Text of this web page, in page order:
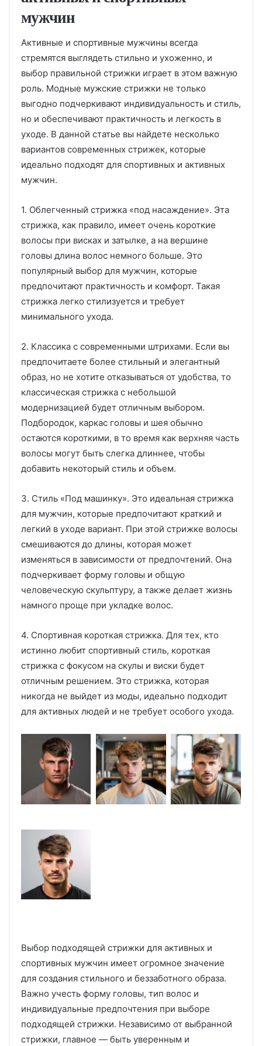
мужчин
Активные и спортивные мужчины всегда
стремятся выглядеть стильно и ухоженно, и
выбор правильной стрижки играет в этом важную
роль. Модные мужские стрижки не только
выгодно подчеркивают индивидуальность и стиль,
но и обеспечивают практичность и легкость в
уходе. В данной статье вы найдете несколько
вариантов современных стрижек, которые
идеально подходят для спортивных и активных
мужчин.
1. Облегченный стрижка «под насаждение». Эта
стрижка, как правило, имеет очень короткие
волосы при висках и затылке, а на вершине
головы длина волос немного больше. Это
популярный выбор для мужчин, которые
предпочитают практичность и комфорт. Такая
стрижка легко стилизуется и требует
минимального ухода.
2. Классика с современными штрихами. Если вы
предпочитаете более стильный и элегантный
образ, но не хотите отказываться от удобства, то
классическая стрижка с небольшой
модернизацией будет отличным выбором.
Подбородок, каркас головы и шея обычно
остаются короткими, в то время как верхняя часть
волосы могут быть слегка длиннее, чтобы
добавить некоторый стиль и объем.
3. Стиль «Под машинку». Это идеальная стрижка
для мужчин, которые предпочитают краткий и
легкий в уходе вариант. При этой стрижке волосы
смешиваются до длины, которая может
изменяться в зависимости от предпочтений. Она
подчеркивает форму головы и общую
человеческую скульптуру, а также делает жизнь
намного проще при укладке волос.
4. Спортивная короткая стрижка. Для тех, кто
истинно любит спортивный стиль, короткая
стрижка с фокусом на скулы и виски будет
отличным решением. Это стрижка, которая
никогда не выйдет из моды, идеально подходит
для активных людей и не требует особого ухода.
Выбор подходящей стрижки для активных и
спортивных мужчин имеет огромное значение
для создания стильного и беззаботного образа.
Важно учесть форму головы, тип волос и
индивидуальные предпочтения при выборе
подходящей стрижки. Независимо от выбранной
стрижки, главное — быть уверенным и